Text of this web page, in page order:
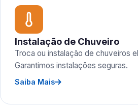
Instalação de Chuveiro
Troca ou instalação de chuveiros
Garantimos instalações seguras.
Saiba Mais